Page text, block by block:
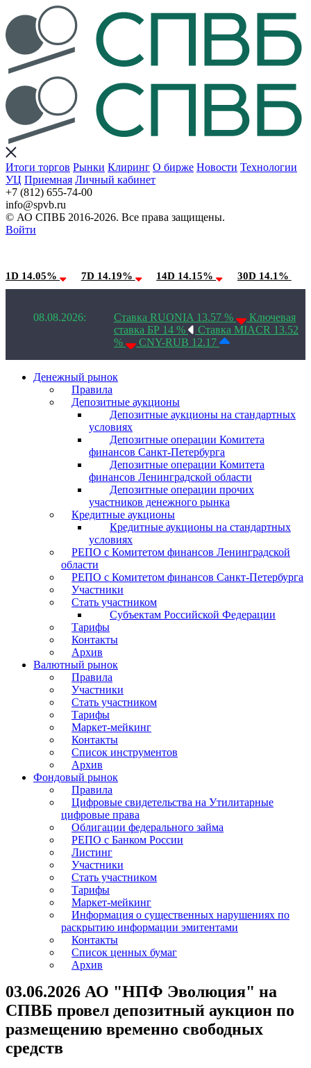
Итоги торгов Рынки Клиринг О бирже Новости Технологии
УЦ Приемная Личный кабинет
+7 (812) 655-74-00
info@spvb.ru
© АО СПВБ 2016-2026. Все права защищены.
Войти
1D 14.05% 7D 14.19% 14D 14.15% 30D 14.1%
08.08.2026: Ставка RUONIA 13.57 %
Ключевая
ставка БР 14 %
Ставка MIACR 13.52
%
CNY-RUB 12.17
Денежный рынок
Правила
Депозитные аукционы
Депозитные аукционы на стандартных
условиях
Депозитные операции Комитета
финансов Санкт-Петербурга
Депозитные операции Комитета
финансов Ленинградской области
Депозитные операции прочих
участников денежного рынка
Кредитные аукционы
Кредитные аукционы на стандартных
условиях
РЕПО с Комитетом финансов Ленинградской
области
РЕПО с Комитетом финансов Санкт-Петербурга
Участники
Стать участником
Субъектам Российской Федерации
Тарифы
Контакты
Архив
Валютный рынок
Правила
Участники
Стать участником
Тарифы
Маркет-мейкинг
Контакты
Список инструментов
Архив
Фондовый рынок
Правила
Цифровые свидетельства на Утилитарные
цифровые права
Облигации федерального займа
РЕПО с Банком России
Листинг
Участники
Стать участником
Тарифы
Маркет-мейкинг
Информация о существенных нарушениях по
раскрытию информации эмитентами
Контакты
Список ценных бумаг
Архив
03.06.2026 АО "НПФ Эволюция" на
СПВБ провел депозитный аукцион по
размещению временно свободных
средств